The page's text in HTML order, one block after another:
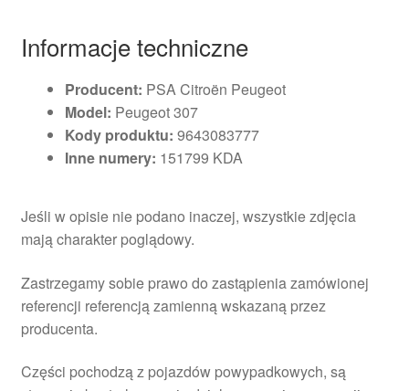
Informacje techniczne
Producent: PSA Citroën Peugeot
Model: Peugeot 307
Kody produktu: 9643083777
Inne numery: 151799 KDA
Jeśli w opisie nie podano inaczej, wszystkie zdjęcia
mają charakter poglądowy.
Zastrzegamy sobie prawo do zastąpienia zamówionej
referencji referencją zamienną wskazaną przez
producenta.
Części pochodzą z pojazdów powypadkowych, są